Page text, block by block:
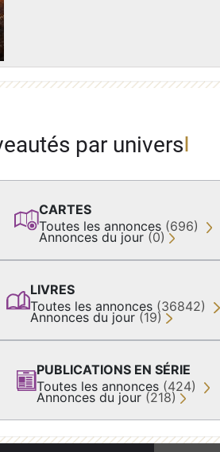
par univers
CARTES
Toutes les annonces (696)
Annonces du jour (0)
LIVRES
Toutes les annonces (36842)
Annonces du jour (19)
PUBLICATIONS EN SÉRIE
Toutes les annonces (424)
Annonces du jour (218)